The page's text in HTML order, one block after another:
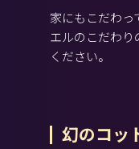
家にもこだわ
エルのこだわ
ください。
幻のコッ